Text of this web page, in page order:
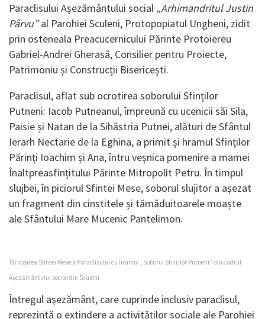
Paraclisului Așezământului social „Arhimandritul Justin
Pârvu”al Parohiei Sculeni, Protopopiatul Ungheni, zidit
prin osteneala Preacucernicului Părinte Protoiereu
Gabriel-Andrei Gherasă, Consilier pentru Proiecte,
Patrimoniu și Construcții Bisericești.
Paraclisul, aflat sub ocrotirea soborului Sfinților
Putneni: Iacob Putneanul, împreună cu ucenicii săi Sila,
Paisie și Natan de la Sihăstria Putnei, alături de Sfântul
Ierarh Nectarie de la Eghina, a primit și hramul Sfinților
Părinți Ioachim și Ana, întru veșnica pomenire a mamei
Înaltpreasfințitului Părinte Mitropolit Petru. În timpul
slujbei, în piciorul Sfintei Mese, soborul slujitor a așezat
un fragment din cinstitele și tămăduitoarele moaște
ale Sfântului Mare Mucenic Pantelimon.
Târnosirea Sfintei Mese a Paraclisului cu hramul „Soborul Sfinților Putneni” din cadrul
Așezământului social din Sculeni
Întregul așezământ, care cuprinde inclusiv paraclisul,
reprezintă o extindere a activităților sociale ale Parohiei